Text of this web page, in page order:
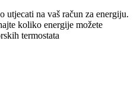
utjecati na vaš račun za energiju.
koliko energije možete
termostata